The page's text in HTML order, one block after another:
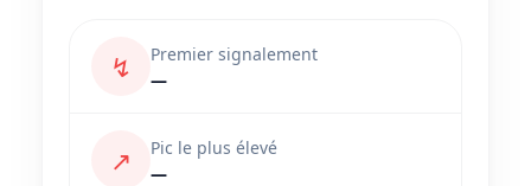
↯
Premier signalement
—
↗
Pic le plus élevé
—